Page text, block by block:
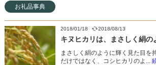
お礼品事典
2018/01/18 2018/08/13
キヌヒカリは、まさしく絹の
まさしく絹のように輝く見た目を
だけではなく、コシヒカリのよ...